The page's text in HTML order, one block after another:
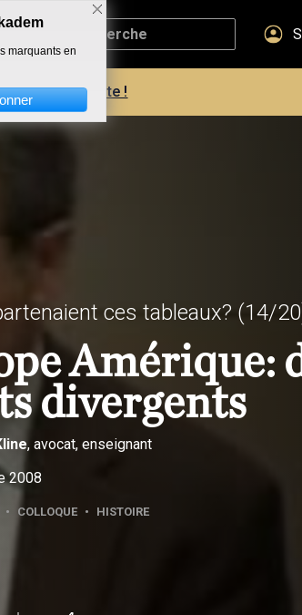
d'un compte !
ces tableaux? (14/
Amérique:
divergents
, avocat, enseignant
2008
• COLLOQUE • HISTOIRE
marquants en